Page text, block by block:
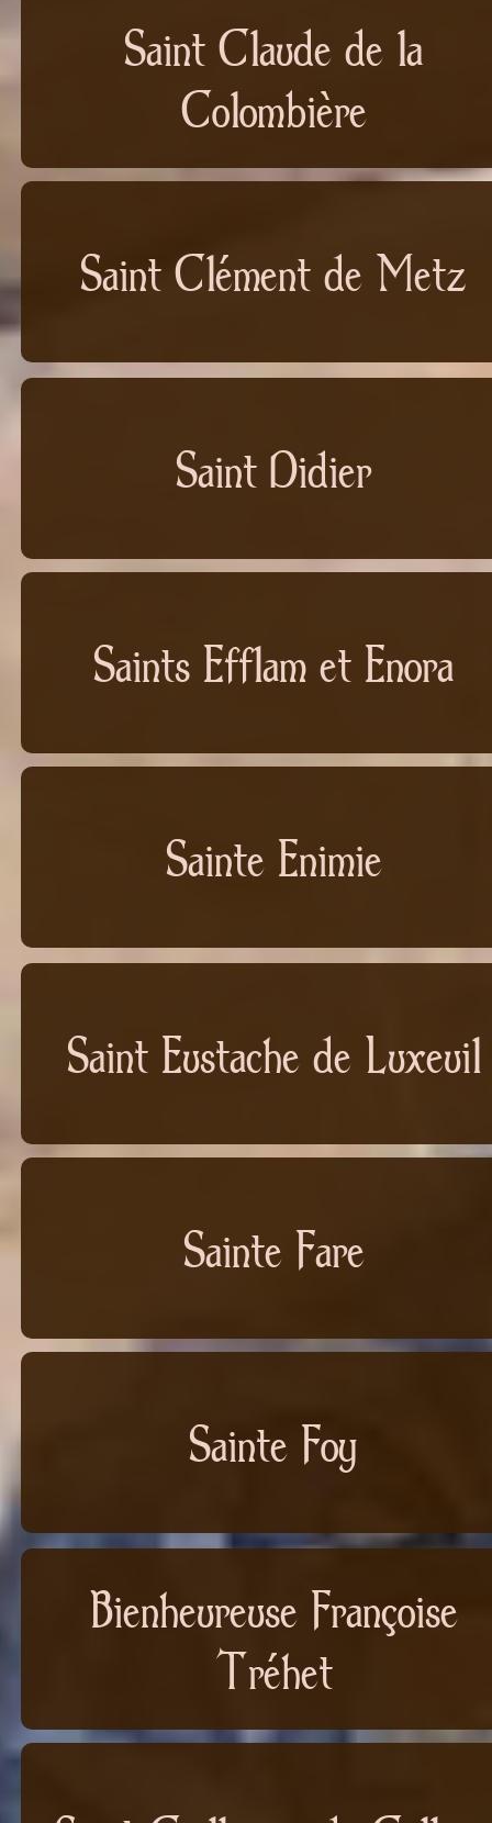
Saint Claude de la
Colombière
Saint Clément de Metz
Saint Didier
Saints Efflam et Enora
Sainte Enimie
Saint Eustache de Luxeuil
Sainte Fare
Sainte Foy
Bienheureuse Françoise
Tréhet